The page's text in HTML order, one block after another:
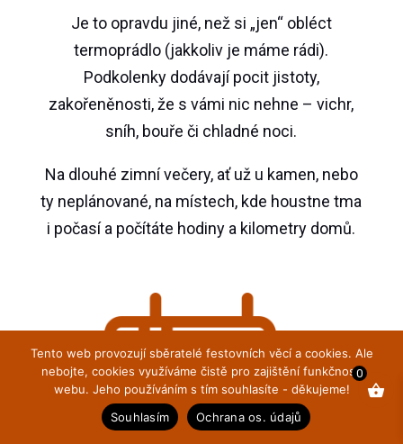
Je to opravdu jiné, než si „jen“ obléct
termoprádlo (jakkoliv je máme rádi).
Podkolenky dodávají pocit jistoty,
zakořeněnosti, že s vámi nic nehne – vichr,
sníh, bouře či chladné noci.
Na dlouhé zimní večery, ať už u kamen, nebo
ty neplánované, na místech, kde houstne tma
i počasí a počítáte hodiny a kilometry domů.
0
Tento web provozují sběratelé festovních věcí a cookies. Ale
nebojte, cookies využíváme čistě pro zajištění funkčnosti
webu. Jeho používáním s tím souhlasíte - děkujeme!
Souhlasím
Ochrana os. údajů